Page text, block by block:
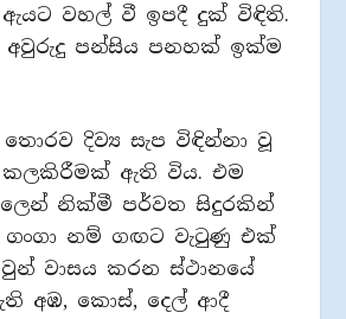
ඇයට වහල් වී ඉපදී දුක් විඳිති.
අවුරුදු පන්සිය පනහක් ඉක්ම
දිව්‍ය සැප විඳින්නා වූ
ඇති විය. එම
නික්මී පර්වත සිදුරකින්
ගංගා නම් ගඟට වැටුණු එක්
වාසය කරන ස්ථානයේ
අඹ, කොස්, දෙල් ආදී